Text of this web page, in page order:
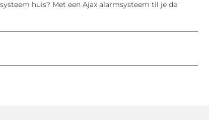
huis? Met een Ajax alarmsysteem til je de